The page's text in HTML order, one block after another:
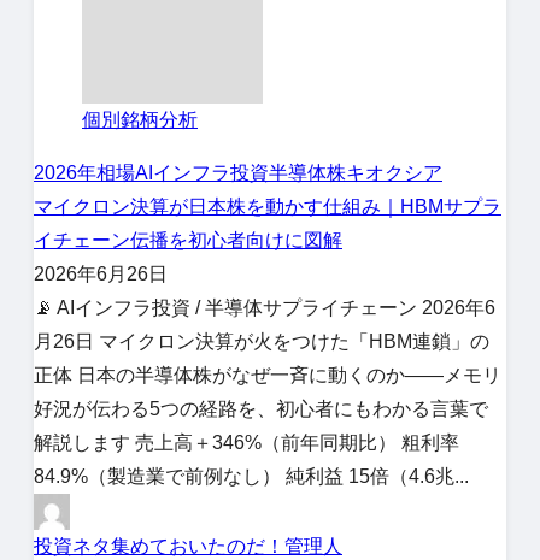
個別銘柄分析
2026年相場AIインフラ投資半導体株キオクシア
マイクロン決算が日本株を動かす仕組み｜HBMサプラ
イチェーン伝播を初心者向けに図解
2026年6月26日
📡 AIインフラ投資 / 半導体サプライチェーン 2026年6
月26日 マイクロン決算が火をつけた「HBM連鎖」の
正体 日本の半導体株がなぜ一斉に動くのか——メモリ
好況が伝わる5つの経路を、初心者にもわかる言葉で
解説します 売上高＋346%（前年同期比） 粗利率
84.9%（製造業で前例なし） 純利益 15倍（4.6兆...
投資ネタ集めておいたのだ！管理人